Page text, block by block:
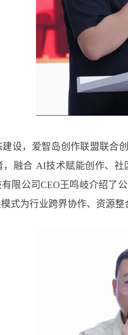
设，爱智岛创作联盟联合
，融合 AI技术赋能创作、
限公司CEO王鸣岐介绍了
式为行业跨界协作、资源整